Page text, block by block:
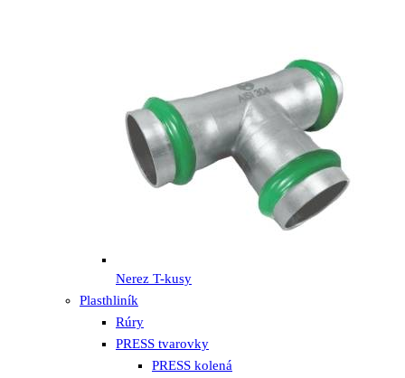
Nerez T-kusy
Plasthliník
Rúry
PRESS tvarovky
PRESS kolená